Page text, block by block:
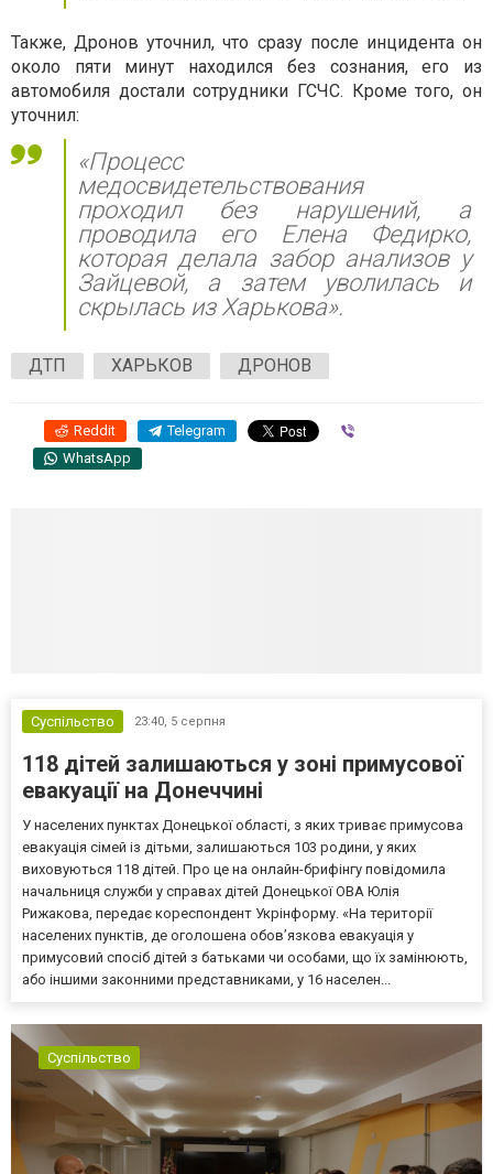
Также, Дронов уточнил, что сразу после инцидента он
около пяти минут находился без сознания, его из
автомобиля достали сотрудники ГСЧС. Кроме того, он
уточнил:
«Процесс
медосвидетельствования
проходил без нарушений, а
проводила его Елена Федирко,
которая делала забор анализов у
Зайцевой, а затем уволилась и
скрылась из Харькова».
ДТП ХАРЬКОВ ДРОНОВ
Reddit Telegram
WhatsApp
Суспільство 23:40, 5 серпня
118 дітей залишаються у зоні примусової
евакуації на Донеччині
У населених пунктах Донецької області, з яких триває примусова
евакуація сімей із дітьми, залишаються 103 родини, у яких
виховуються 118 дітей. Про це на онлайн-брифінгу повідомила
начальниця служби у справах дітей Донецької ОВА Юлія
Рижакова, передає кореспондент Укрінформу. «На території
населених пунктів, де оголошена обов’язкова евакуація у
примусовий спосіб дітей з батьками чи особами, що їх замінюють,
або іншими законними представниками, у 16 населен...
Суспільство